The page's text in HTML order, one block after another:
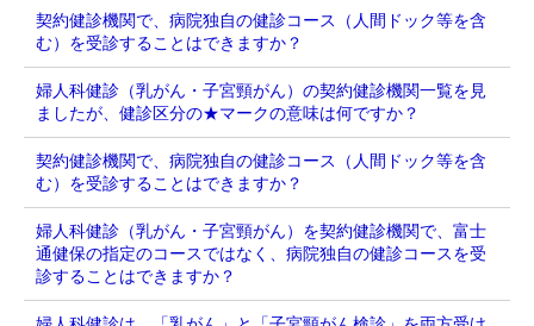
契約健診機関で、病院独自の健診コース（人間ドック等を含
む）を受診することはできますか？
婦人科健診（乳がん・子宮頸がん）の契約健診機関一覧を見
ましたが、健診区分の★マークの意味は何ですか？
契約健診機関で、病院独自の健診コース（人間ドック等を含
む）を受診することはできますか？
婦人科健診（乳がん・子宮頸がん）を契約健診機関で、富士
通健保の指定のコースではなく、病院独自の健診コースを受
診することはできますか？